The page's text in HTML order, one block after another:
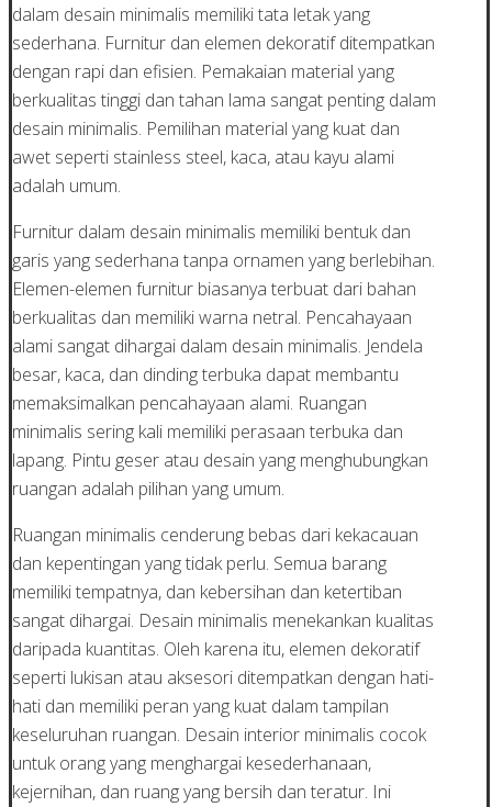
dalam desain minimalis memiliki tata letak yang
sederhana. Furnitur dan elemen dekoratif ditempatkan
dengan rapi dan efisien. Pemakaian material yang
berkualitas tinggi dan tahan lama sangat penting dalam
desain minimalis. Pemilihan material yang kuat dan
awet seperti stainless steel, kaca, atau kayu alami
adalah umum.
Furnitur dalam desain minimalis memiliki bentuk dan
garis yang sederhana tanpa ornamen yang berlebihan.
Elemen-elemen furnitur biasanya terbuat dari bahan
berkualitas dan memiliki warna netral. Pencahayaan
alami sangat dihargai dalam desain minimalis. Jendela
besar, kaca, dan dinding terbuka dapat membantu
memaksimalkan pencahayaan alami. Ruangan
minimalis sering kali memiliki perasaan terbuka dan
lapang. Pintu geser atau desain yang menghubungkan
ruangan adalah pilihan yang umum.
Ruangan minimalis cenderung bebas dari kekacauan
dan kepentingan yang tidak perlu. Semua barang
memiliki tempatnya, dan kebersihan dan ketertiban
sangat dihargai. Desain minimalis menekankan kualitas
daripada kuantitas. Oleh karena itu, elemen dekoratif
seperti lukisan atau aksesori ditempatkan dengan hati-
hati dan memiliki peran yang kuat dalam tampilan
keseluruhan ruangan. Desain interior minimalis cocok
untuk orang yang menghargai kesederhanaan,
kejernihan, dan ruang yang bersih dan teratur. Ini